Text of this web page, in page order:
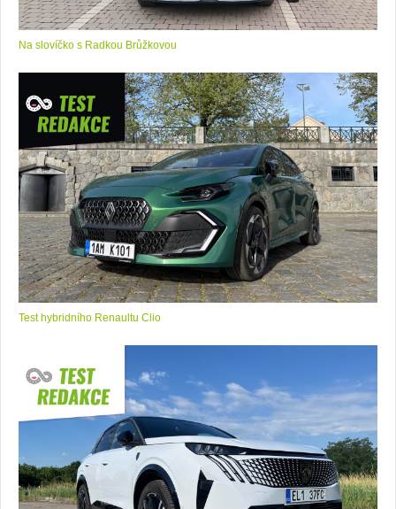
Na slovíčko s Radkou Brůžkovou
Test hybridního Renaultu Clio